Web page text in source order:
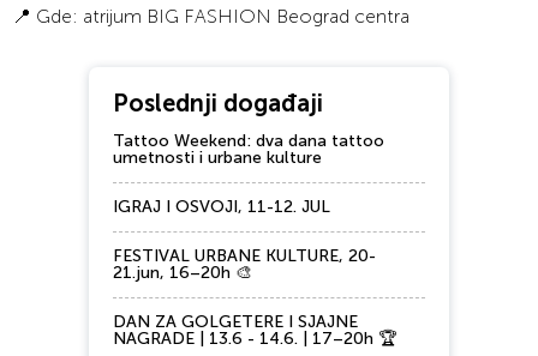
📍 Gde: atrijum BIG FASHION Beograd centra
Poslednji događaji
Tattoo Weekend: dva dana tattoo
umetnosti i urbane kulture
IGRAJ I OSVOJI, 11-12. JUL
FESTIVAL URBANE KULTURE, 20-
21.jun, 16–20h 🎨
DAN ZA GOLGETERE I SJAJNE
NAGRADE | 13.6 - 14.6. | 17–20h 🏆